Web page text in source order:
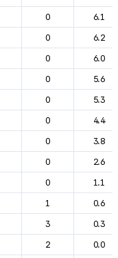
0
6.1
0
6.2
0
6.0
0
5.6
0
5.3
0
4.4
0
3.8
0
2.6
0
1.1
1
0.6
3
0.3
2
0.0